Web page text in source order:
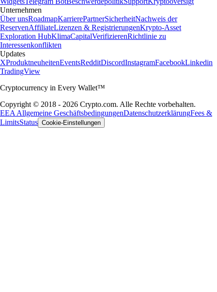
Unternehmen
Über unsRoadmapKarrierePartnerSicherheitNachweis der
ReservenAffiliateLizenzen & RegistrierungenKrypto-Asset
Exploration HubKlimaCapitalVerifizierenRichtlinie zu
Interessenkonflikten
Updates
XProduktneuheitenEventsRedditDiscordInstagramFacebookLinkedin
TradingView
Cryptocurrency in Every Wallet™
Copyright © 2018 - 2026 Crypto.com. Alle Rechte vorbehalten.
EEA Allgemeine GeschäftsbedingungenDatenschutzerklärungFees &
LimitsStatus Cookie-Einstellungen